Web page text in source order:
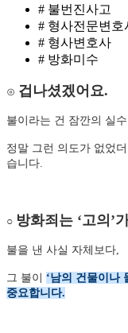
# 불번진사고
# 형사전문변호
# 형사변호사
# 방화미수
⊙ 겁나셨겠어요.
불이라는 건 잠깐의 실
정말 그런 의도가 없었
습니다.
○ 방화죄는 ‘고의’
불을 낸 사실 자체보다,
그 불이 ‘남의 건물이나
중요합니다.